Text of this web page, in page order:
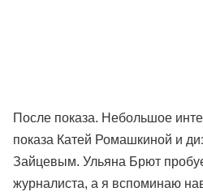
После показа. Небольшое
показа Катей Ромашкиной и
Зайцевым. Ульяна Брют
журналиста, а я вспоминаю